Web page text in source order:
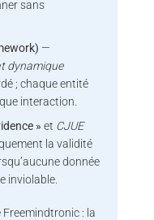
sans
—
dynamique
; chaque entité
interaction.
» et CJUE
la validité
donnée
inviolable.
: la